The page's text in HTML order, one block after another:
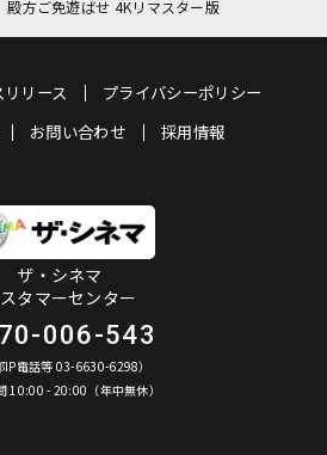
殿方ご免遊ばせ 4Kリマスター版
リース
プライバシーポリシー
お問い合わせ 採用情報
ザ・シネマ
タマーセンター
006-543
IP電話等 03-6630-6298）
10:00 - 20:00（年中無休）